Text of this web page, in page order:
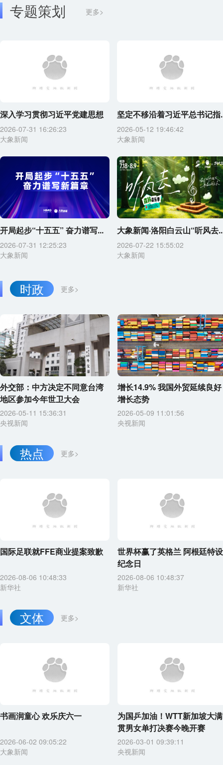
专题策划 更多>
深入学习贯彻习近平党建思想
2026-07-31 16:26:23
大象新闻
坚定不移沿着习近平总书记指
2026-05-12 19:46:42
大象新闻
开局起步“十五五” 奋力谱写...
2026-07-31 12:25:23
大象新闻
大象新闻·洛阳白云山“听风去
2026-07-22 15:55:02
大象新闻
更多>
时政
外交部：中方决定不同意台湾
地区参加今年世卫大会
2026-05-11 15:36:31
央视新闻
增长14.9% 我国外贸延续良好
增长态势
2026-05-09 11:01:56
央视新闻
更多>
热点
国际足联就FFE商业提案致歉
2026-08-06 10:48:33
新华社
世界杯赢了英格兰 阿根廷特设
纪念日
2026-08-06 10:48:37
新华社
更多>
文体
书画润童心 欢乐庆六一
2026-06-02 09:05:22
大象新闻
为国乒加油！WTT新加坡大满
贯男女单打决赛今晚开赛
2026-03-01 09:39:11
央视新闻